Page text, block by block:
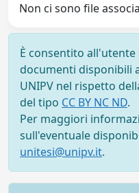
Non ci sono file
È consentito
documenti disponibili
UNIPV nel rispetto
del tipo CC BY NC ND.
Per maggiori
sull'eventuale
unitesi@unipv.it.